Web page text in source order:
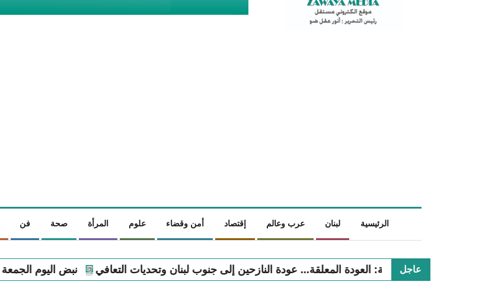
الرئيسية لبنان عرب وعالم إقتصاد أمن وقضاء علوم المرأة صحة فن
عاجل
المعلقة... عودة النازحين إلى جنوب لبنان وتحديات التعافي نبض اليوم الجمعة 31 تموز على الساحة اللبنانية